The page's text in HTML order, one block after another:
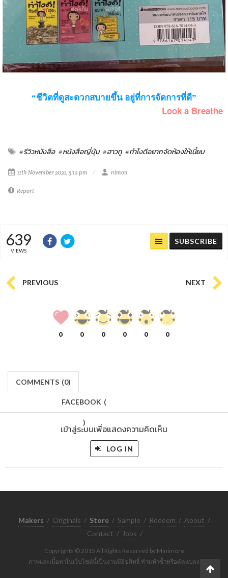
“ชีวิตที่ดูสะดวกสบายขึ้น อยู่ที่การจัดการที่ดี”
Look a Breathe
#รีวิวหนังสือ #หนังสือญี่ปุ่น #ฮาวทู #ทำไงดีอยากจัดห้องให้เนี้ยบ
11th November 2021, 5:12 pm nimon
Report
639
VIEWS
SUBSCRIBE
PREVIOUS NEXT
0 0 0 0 0 0
COMMENTS (0)
FACEBOOK (
)
เข้าสู่ระบบเพื่อแสดงความคิดเห็น
LOG IN
Makers / Originals / Store / Sample / Redeem / About /
Contact / Jobs /
Copyrights © 2015 All Rights Reserved by Minimore
ภาพและเนื้อหาในเว็บไซต์นี้เป็นงานมีลิขสิทธิ์ ห้ามทำซ้ำหรือดัดแปลง